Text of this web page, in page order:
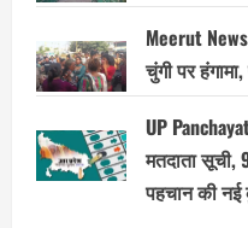
Meerut
चुंगी पर
UP
मतदाता सूची,
पहचान की